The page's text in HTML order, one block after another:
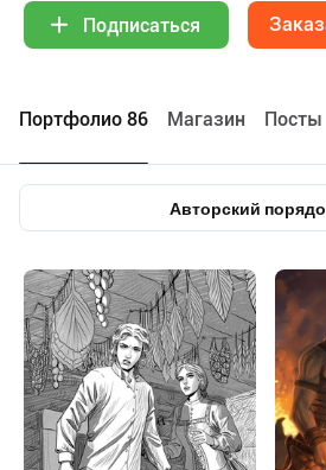
Подписаться
Портфолио 86 Maгазин Посты
Авторский